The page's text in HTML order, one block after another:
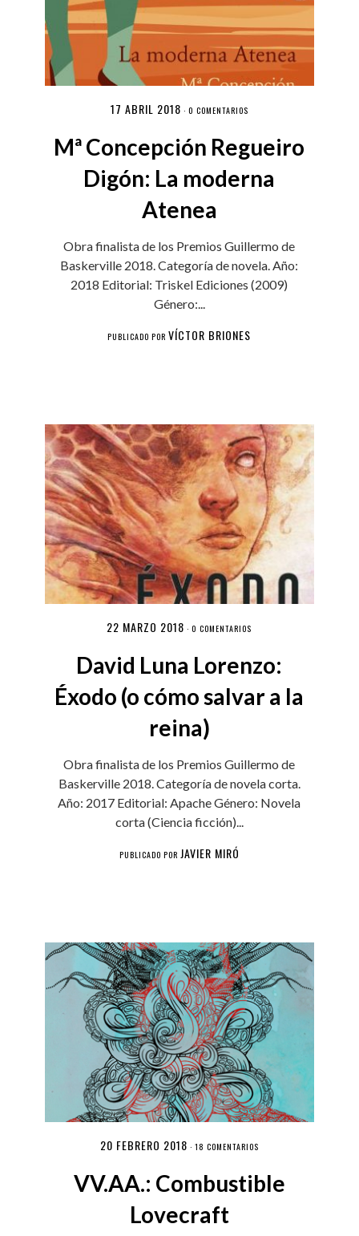
17 ABRIL 2018 · 0 COMENTARIOS
Mª Concepción Regueiro
Digón: La moderna
Atenea
Obra finalista de los Premios Guillermo de
Baskerville 2018. Categoría de novela. Año:
2018 Editorial: Triskel Ediciones (2009)
Género:...
PUBLICADO PORVÍCTOR BRIONES
22 MARZO 2018 ·0 COMENTARIOS
David Luna Lorenzo:
Éxodo (o cómo salvar a la
reina)
Obra finalista de los Premios Guillermo de
Baskerville 2018. Categoría de novela corta.
Año: 2017 Editorial: Apache Género: Novela
corta (Ciencia ficción)...
PUBLICADO POR JAVIER MIRÓ
20 FEBRERO 2018 · 18 COMENTARIOS
VV.AA.: Combustible
Lovecraft